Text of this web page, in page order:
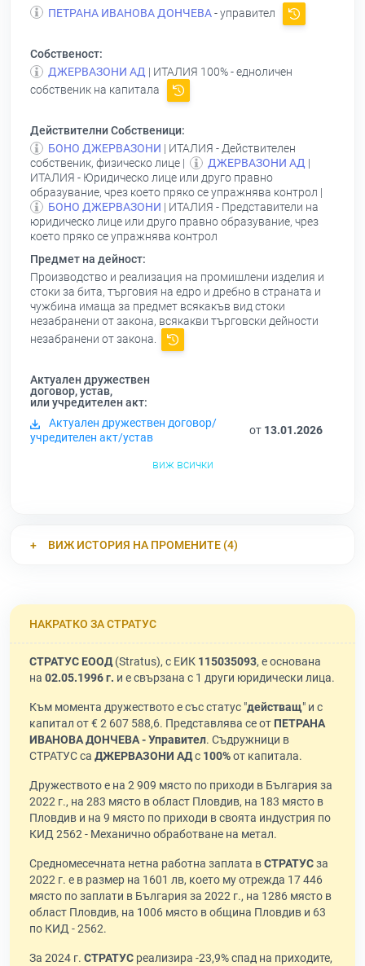
ПЕТРАНА ИВАНОВА ДОНЧЕВА- управител
Собственост:
ДЖЕРВАЗОНИ АД | ИТАЛИЯ 100% - едноличен
собственик на капитала
Действителни Собственици:
БОНО ДЖЕРВАЗОНИ | ИТАЛИЯ - Действителен
собственик, физическо лице |
ДЖЕРВАЗОНИ АД |
ИТАЛИЯ - Юридическо лице или друго правно
образувание, чрез което пряко се упражнява контрол |
БОНО ДЖЕРВАЗОНИ | ИТАЛИЯ - Представители на
юридическо лице или друго правно образувание, чрез
което пряко се упражнява контрол
Предмет на дейност:
Производство и реализация на промишлени изделия и
стоки за бита, търговия на едро и дребно в страната и
чужбина имаща за предмет всякакъв вид стоки
незабранени от закона, всякакви търговски дейности
незабранени от закона.
Актуален дружествен
договор, устав,
или учредителен акт:
Актуален дружествен договор/
учредителен акт/устав
от 13.01.2026
виж всички
ВИЖ ИСТОРИЯ НА ПРОМЕНИТЕ (4)
НАКРАТКО ЗА СТРАТУС
СТРАТУС ЕООД(Stratus), с ЕИК 115035093, е основана
на 02.05.1996 г. и е свързана с 1 други юридически лица.
Към момента дружеството е със статус "действащ" и с
капитал от € 2 607 588,6. Представлява се от ПЕТРАНА
ИВАНОВА ДОНЧЕВА - Управител. Съдружници в
СТРАТУС са ДЖЕРВАЗОНИ АДс 100%от капитала.
Дружеството е на 2 909 място по приходи в България за
2022 г., на 283 място в област Пловдив, на 183 място в
Пловдив и на 9 място по приходи в своята индустрия по
КИД 2562 - Механично обработване на метал.
Средномесечната нетна работна заплата вСТРАТУСза
2022 г. е в размер на 1601 лв, което му отрежда 17 446
място по заплати в България за 2022 г., на 1286 място в
област Пловдив, на 1006 място в община Пловдив и 63
по КИД - 2562.
За 2024 г. СТРАТУС реализира -23,9% спад на приходите,